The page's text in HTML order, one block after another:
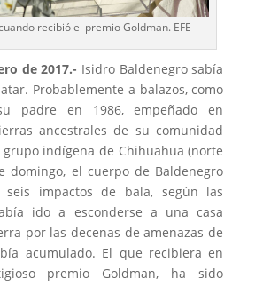
recibió el premio Goldman. EFE
de 2017.- Isidro Baldenegro sabía
Probablemente a balazos, como
padre en 1986, empeñado en
ancestrales de su comunidad
indígena de Chihuahua (norte
domingo, el cuerpo de Baldenegro
seis impactos de bala, según las
ido a esconderse a una casa
por las decenas de amenazas de
acumulado. El que recibiera en
premio Goldman, ha sido